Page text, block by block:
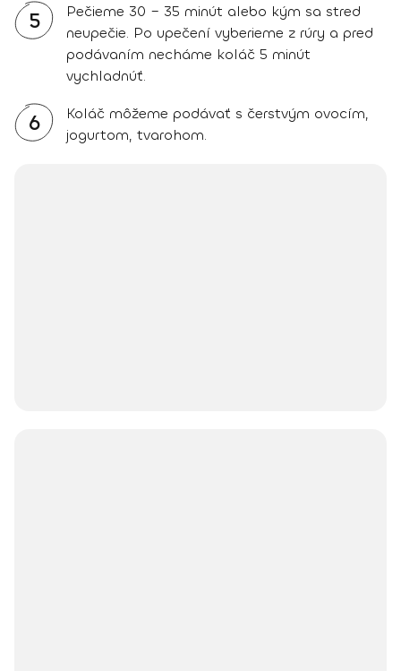
5
Pečieme 30 – 35 minút alebo kým sa stred
neupečie. Po upečení vyberieme z rúry a pred
podávaním necháme koláč 5 minút
vychladnúť.
6
Koláč môžeme podávať s čerstvým ovocím,
jogurtom, tvarohom.